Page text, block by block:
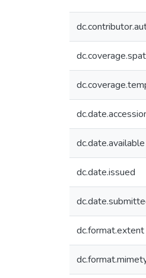
dc.date.available
dc.date.issued
dc.format.extent